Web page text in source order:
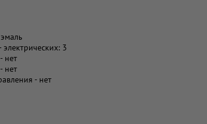
3
нет
нет
- нет